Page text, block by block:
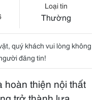
Loại tin
Thường
quý khách vui lòng không
đăng tin!
thiện nội thất